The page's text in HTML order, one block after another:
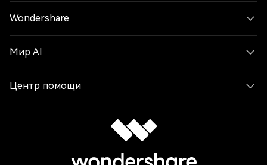
Wondershare
Мир AI
Центр помощи